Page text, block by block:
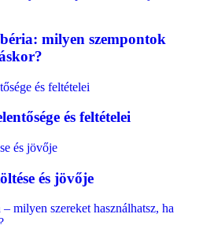
milyen szempontok
és feltételei
és jövője